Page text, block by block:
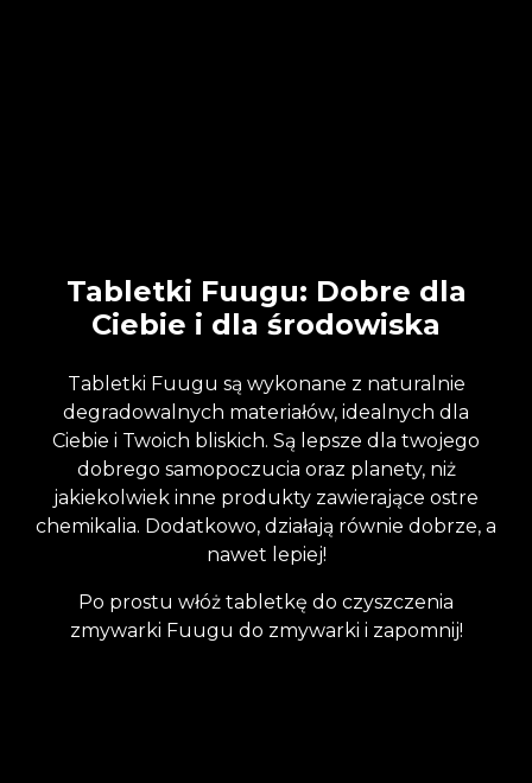
Tabletki Fuugu: Dobre dla
Ciebie i dla środowiska
Tabletki Fuugu są wykonane z naturalnie
degradowalnych materiałów, idealnych dla
Ciebie i Twoich bliskich. Są lepsze dla twojego
dobrego samopoczucia oraz planety, niż
jakiekolwiek inne produkty zawierające ostre
chemikalia. Dodatkowo, działają równie dobrze, a
nawet lepiej!
Po prostu włóż tabletkę do czyszczenia
zmywarki Fuugu do zmywarki i zapomnij!